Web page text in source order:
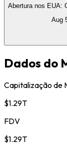
Abertura nos EUA:
Aug
Dados do
Capitalização de
$1.29T
FDV
$1.29T